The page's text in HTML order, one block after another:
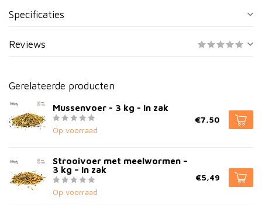
Specificaties
Reviews
Gerelateerde producten
Mussenvoer - 3 kg - In zak
Op voorraad
€7,50
Strooivoer met meelwormen –
3 kg – In zak
Op voorraad
€5,49